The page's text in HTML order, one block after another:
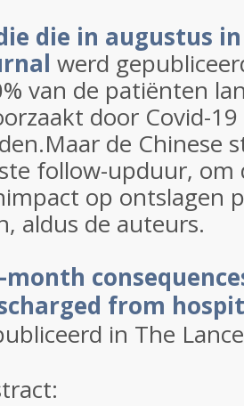
die in augustus
werd
van de patiënten
door Covid-
de Chinese
follow-upduur, om
op ontslagen
aldus de auteurs.
month
from
in The